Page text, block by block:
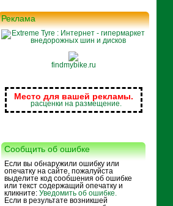
Реклама
findmybike.ru
Место для вашей рекламы.
расценки на размещение.
Сообщить об ошибке
Если вы обнаружили ошибку или
опечатку на сайте, пожалуйста
выделите код сообшения об ошибке
или текст содержащий опечатку и
кликните: Уведомить об ошибке.
Если в результате возникшей